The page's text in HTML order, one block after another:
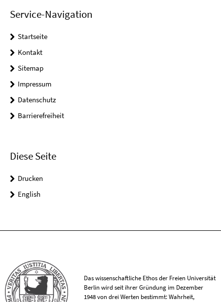
Service-Navigation
Startseite
Kontakt
Sitemap
Impressum
Datenschutz
Barrierefreiheit
Diese Seite
Drucken
English
Das wissenschaftliche Ethos der Freien Universität
Berlin wird seit ihrer Gründung im Dezember
1948 von drei Werten bestimmt: Wahrheit,